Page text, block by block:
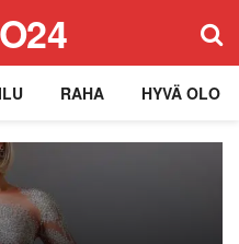
RAHA HYVÄ OLO